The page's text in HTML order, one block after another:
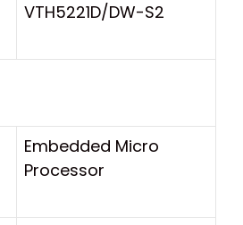
VTH5221D/DW-S2
Embedded Micro
Processor